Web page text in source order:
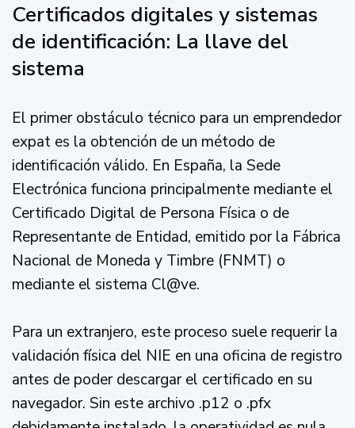
Certificados digitales y sistemas
de identificación: La llave del
sistema
El primer obstáculo técnico para un emprendedor
expat es la obtención de un método de
identificación válido. En España, la Sede
Electrónica funciona principalmente mediante el
Certificado Digital de Persona Física o de
Representante de Entidad, emitido por la Fábrica
Nacional de Moneda y Timbre (FNMT) o
mediante el sistema Cl@ve.
Para un extranjero, este proceso suele requerir la
validación física del NIE en una oficina de registro
antes de poder descargar el certificado en su
navegador. Sin este archivo .p12 o .pfx